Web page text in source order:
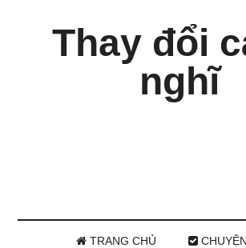
Thay đổi
nghĩ
TRANG CHỦ